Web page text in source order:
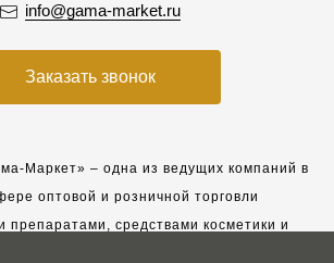
info@gama-market.ru
Заказать звонок
Маркет» – одна из ведущих компаний в
оптовой и розничной торговли
препаратами, средствами косметики и